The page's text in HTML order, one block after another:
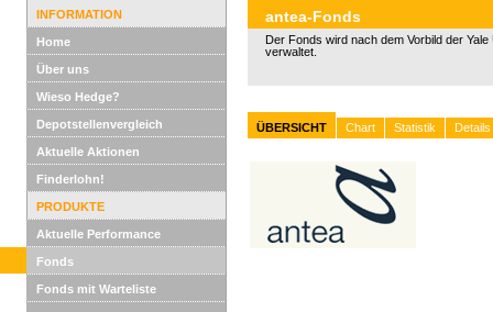
INFORMATION
Home
Über uns
Wieso Hedge?
Depotstellenvergleich
Aktuelle Aktionen
Finderlohn!
PRODUKTE
Aktuelle Performance
Fonds
Fonds mit Warteliste
antea-Fonds
Der Fonds wird nach dem Vorbild der
verwaltet.
ÜBERSICHT Chart Statistik Details